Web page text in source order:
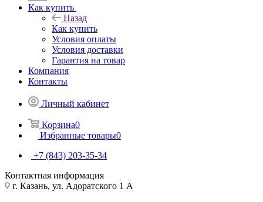
Как купить
Назад
Как купить
Условия оплаты
Условия доставки
Гарантия на товар
Компания
Контакты
Личный кабинет
Корзина0
Избранные товары0
+7 (843) 203-35-34
Контактная информация
г. Казань, ул. Адоратского 1 А